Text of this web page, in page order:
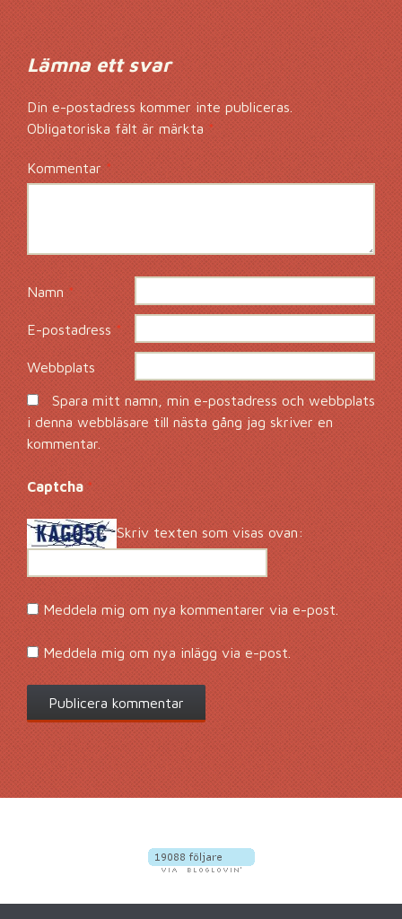
Lämna ett svar
Din e-postadress kommer inte publiceras.
Obligatoriska fält är märkta *
Kommentar*
Namn*
E-postadress*
Webbplats
Spara mitt namn, min e-postadress och webbplats
i denna webbläsare till nästa gång jag skriver en
kommentar.
Captcha *
Skriv texten som visas ovan:
Meddela mig om nya kommentarer via e-post.
Meddela mig om nya inlägg via e-post.